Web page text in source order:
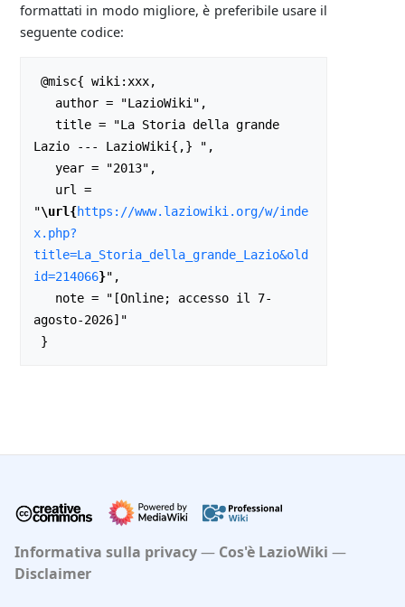
formattati in modo migliore, è preferibile usare il
seguente codice:
Lazio --- LazioWiki{,} ",
"\url{https://www.laziowiki.org/w/inde
x.php?
title=La_Storia_della_grande_Lazio&old
id=214066}",
agosto-2026]"
Informativa sulla privacy
Cos'è LazioWiki
Disclaimer